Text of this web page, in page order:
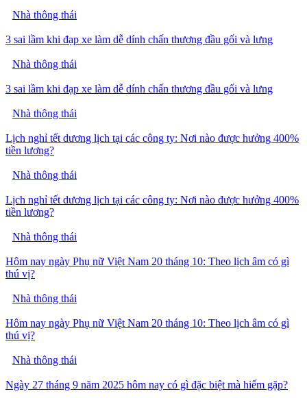
Nhà thông thái
3 sai lầm khi đạp xe làm dễ dính chấn thương đầu gối và lưng
Nhà thông thái
3 sai lầm khi đạp xe làm dễ dính chấn thương đầu gối và lưng
Nhà thông thái
Lịch nghỉ tết dương lịch tại các công ty: Nơi nào được hưởng 400%
tiền lương?
Nhà thông thái
Lịch nghỉ tết dương lịch tại các công ty: Nơi nào được hưởng 400%
tiền lương?
Nhà thông thái
Hôm nay ngày Phụ nữ Việt Nam 20 tháng 10: Theo lịch âm có gì
thú vị?
Nhà thông thái
Hôm nay ngày Phụ nữ Việt Nam 20 tháng 10: Theo lịch âm có gì
thú vị?
Nhà thông thái
Ngày 27 tháng 9 năm 2025 hôm nay có gì đặc biệt mà hiếm gặp?